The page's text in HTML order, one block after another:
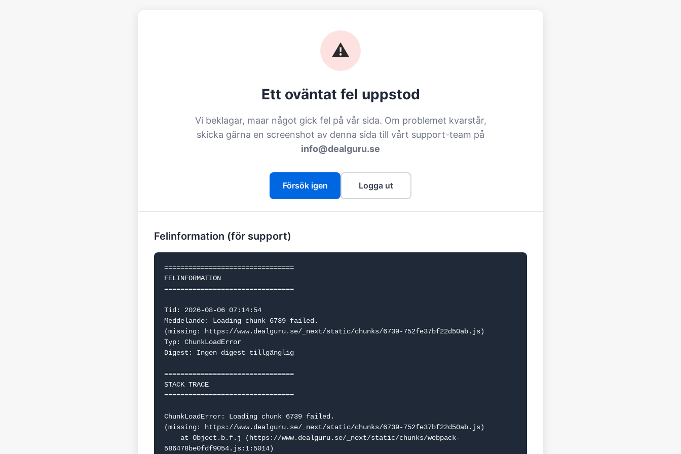
⚠️
Ett oväntat fel uppstod
Vi beklagar, maar något gick fel på vår sida. Om problemet kvarstår,
skicka gärna en screenshot av denna sida till vårt support-team på
info@dealguru.se
Försök igen Logga ut
Felinformation (för support)
================================
FELINFORMATION
================================
Tid: 2026-08-06 07:14:54
Meddelande: Loading chunk 6739 failed.
(missing: https://www.dealguru.se/_next/static/chunks/6739-752fe37bf22d50ab.js)
Typ: ChunkLoadError
Digest: Ingen digest tillgänglig
================================
STACK TRACE
================================
ChunkLoadError: Loading chunk 6739 failed.
(missing: https://www.dealguru.se/_next/static/chunks/6739-752fe37bf22d50ab.js)
586478be0fdf9054.js:1:5014)